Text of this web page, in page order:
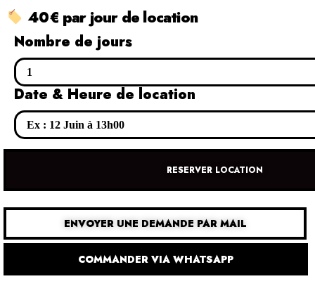
40€ par jour de location
Nombre de jours
Date & Heure de location
RESERVER LOCATION
ENVOYER UNE DEMANDE PAR MAIL
COMMANDER VIA WHATSAPP